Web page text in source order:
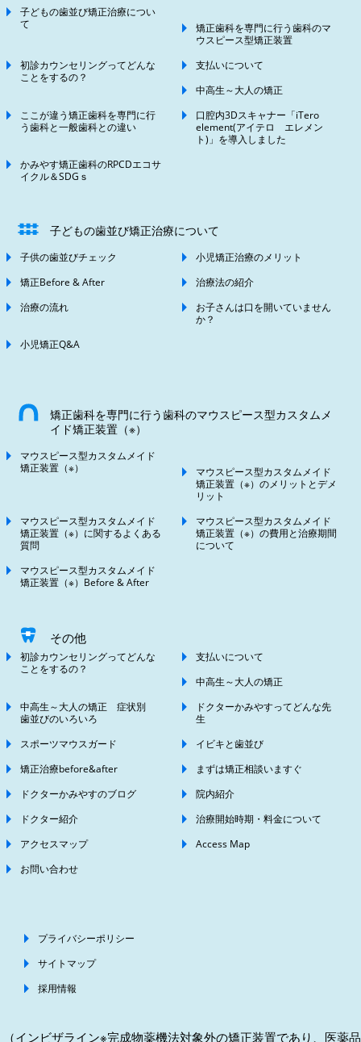
子どもの歯並び矯正治療につい
て
矯正歯科を専門に行う歯科のマ
ウスピース型矯正装置
初診カウンセリングってどんな
ことをするの？
支払いについて
中高生～大人の矯正
ここが違う矯正歯科を専門に行
う歯科と一般歯科との違い
口腔内3Dスキャナー「iTero
element(アイテロ エレメン
ト)」を導入しました
かみやす矯正歯科のRPCDエコサ
イクル＆SDGｓ
子どもの歯並び矯正治療について
子供の歯並びチェック
小児矯正治療のメリット
矯正Before & After
治療法の紹介
治療の流れ
お子さんは口を開いていません
か？
小児矯正Q&A
矯正歯科を専門に行う歯科のマウスピース型カスタムメ
イド矯正装置（※）
マウスピース型カスタムメイド
矯正装置（※）
マウスピース型カスタムメイド
矯正装置（※）のメリットとデメ
リット
マウスピース型カスタムメイド
矯正装置（※）に関するよくある
質問
マウスピース型カスタムメイド
矯正装置（※）の費用と治療期間
について
マウスピース型カスタムメイド
矯正装置（※）Before & After
その他
初診カウンセリングってどんな
ことをするの？
支払いについて
中高生～大人の矯正
中高生～大人の矯正 症状別
歯並びのいろいろ
ドクターかみやすってどんな先
生
スポーツマウスガード
イビキと歯並び
矯正治療before&after
まずは矯正相談いますぐ
ドクターかみやすのブログ
院内紹介
ドクター紹介
治療開始時期・料金について
アクセスマップ
Access Map
お問い合わせ
プライバシーポリシー
サイトマップ
採用情報
（インビザライン※完成物薬機法対象外の矯正装置であり、医薬品